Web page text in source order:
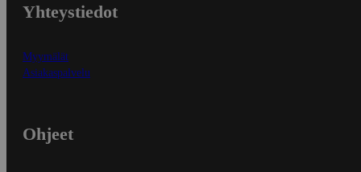
Yhteystiedot
Myymälät
Asiakaspalvelu
Ohjeet